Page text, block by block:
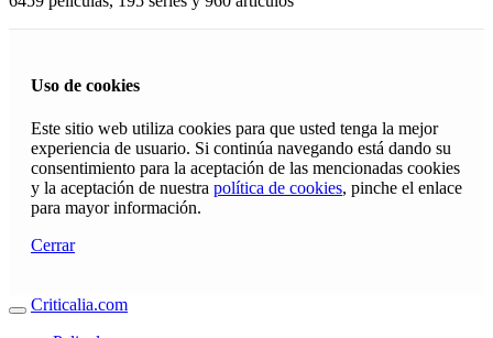
Uso de cookies
Este sitio web utiliza cookies para que usted tenga la mejor
experiencia de usuario. Si continúa navegando está dando su
consentimiento para la aceptación de las mencionadas cookies
y la aceptación de nuestra política de cookies, pinche el enlace
para mayor información.
Cerrar
Criticalia.com